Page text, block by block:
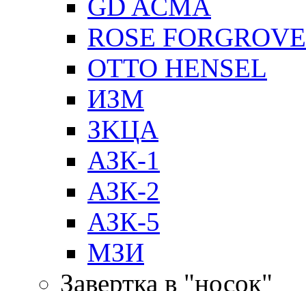
GD ACMA
ROSE FORGROVE
OTTO HENSEL
ИЗМ
ЗKЦA
АЗК-1
АЗК-2
АЗК-5
МЗИ
Завертка в "носок"